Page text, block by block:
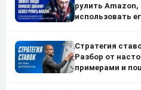
рулить
использовать
Стратегия
Разбор от
примерами и